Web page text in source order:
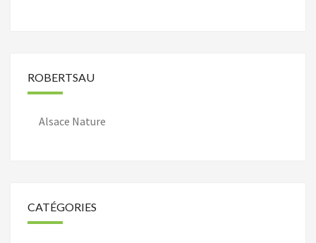
ROBERTSAU
Alsace Nature
CATÉGORIES